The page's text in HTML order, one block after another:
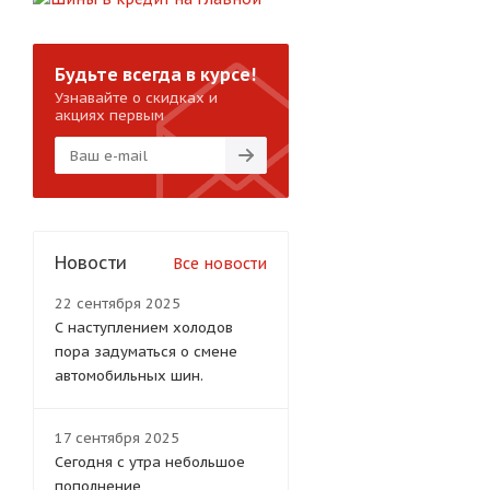
Будьте всегда в курсе!
Узнавайте о скидках и
акциях первым
Новости Все новости
22 сентября 2025
С наступлением холодов
пора задуматься о смене
автомобильных шин.
17 сентября 2025
Сегодня с утра небольшое
пополнение